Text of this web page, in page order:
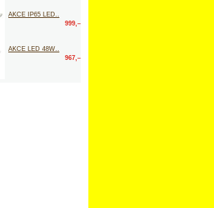
AKCE IP65 LED..
999,–
AKCE LED 48W..
967,–